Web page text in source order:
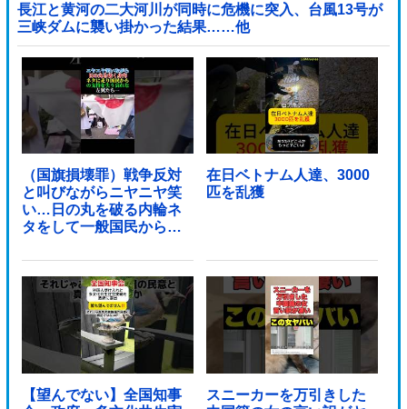
長江と黄河の二大河川が同時に危機に突入、台風13号が
三峡ダムに襲い掛かった結果……他
（国旗損壊罪）戦争反対
と叫びながらニヤニヤ笑
い…日の丸を破る内輪ネ
タをして一般国民からド
在日ベトナム人達、3000
匹を乱獲
【望んでない】全国知事
スニーカーを万引きした